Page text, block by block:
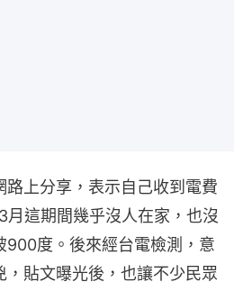
上分享，表示自己收到電費
月這期間幾乎沒人在家，也沒
900度。後來經台電檢測，意
，貼文曝光後，也讓不少民眾